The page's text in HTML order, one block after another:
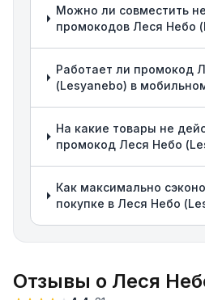
Можно ли совместить
промокодов Леся Небо
Работает ли промокод
(Lesyanebo) в
На какие товары не
промокод Леся Небо
Как максимально
покупке в Леся Небо
Отзывы о Леся